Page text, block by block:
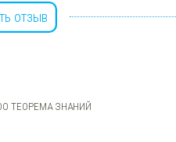
отзыв
ТЕОРЕМА ЗНАНИЙ